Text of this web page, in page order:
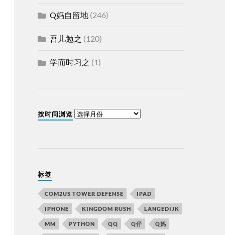
Q妈自留地(246)
吾儿勉之 (120)
学而时习之 (1)
按时间浏览
标签
COM2US TOWER DEFENSE IPAD
IPHONE KINGDOM RUSH LANGEDIJK
MM PYTHON QQ Q仔 Q妈